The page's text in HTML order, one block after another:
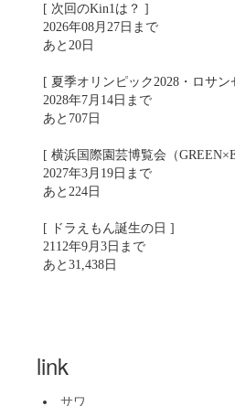
[ 次回のKin1は？ ]
2026年08月27日まで
あと20日
[ 夏季オリンピック2028・ロサン
2028年7月14日まで
あと707日
[ 横浜国際園芸博覧会（
2027年3月19日まで
あと224日
[ ドラえもん誕生の日 ]
2112年9月3日まで
あと31,438日
link
サワ